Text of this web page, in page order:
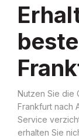
Nutzen Sie die
Frankfurt nach
Service
erhalten Sie